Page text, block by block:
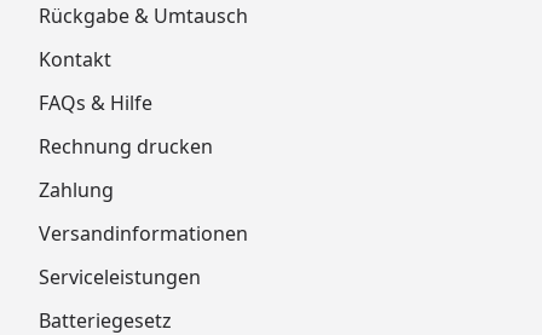
Rückgabe & Umtausch
Kontakt
FAQs & Hilfe
Rechnung drucken
Zahlung
Versandinformationen
Serviceleistungen
Batteriegesetz